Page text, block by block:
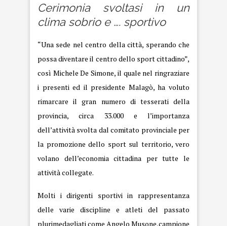
Cerimonia svoltasi in un
clima sobrio e …. sportivo
“Una sede nel centro della città, sperando che
possa diventare il centro dello sport cittadino”,
così Michele De Simone, il quale nel ringraziare
i presenti ed il presidente Malagò, ha voluto
rimarcare il gran numero di tesserati della
provincia, circa 33.000 e l’importanza
dell’attività svolta dal comitato provinciale per
la promozione dello sport sul territorio, vero
volano dell’economia cittadina per tutte le
attività collegate.
Molti i dirigenti sportivi in rappresentanza
delle varie discipline e atleti del passato
plurimedagliati come Angelo Musone,campione